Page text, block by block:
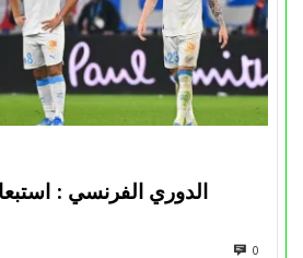
الدوري الفرنسي :
0